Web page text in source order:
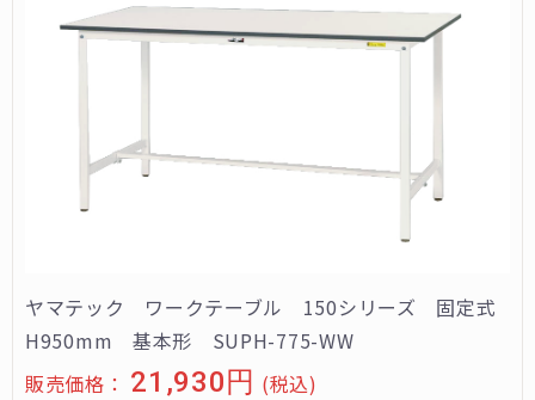
ヤマテック ワークテーブル 150シリーズ 固定式
H950mm 基本形 SUPH-775-WW
販売価格： 21,930円 (税込)